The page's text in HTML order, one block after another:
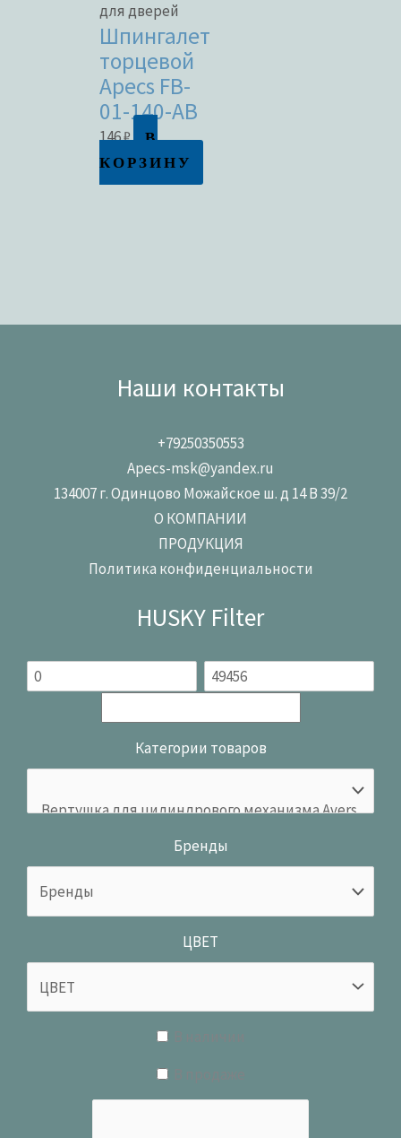
для дверей
Шпингалет
торцевой
Apecs FB-
01-140-AB
146₽
В
КОРЗИНУ
Наши контакты
+79250350553
Apecs-msk@yandex.ru
134007 г. Одинцово Можайское ш. д 14 В 39/2
О КОМПАНИИ
ПРОДУКЦИЯ
Политика конфиденциальности
HUSKY Filter
Категории товаров
Бренды
ЦВЕТ